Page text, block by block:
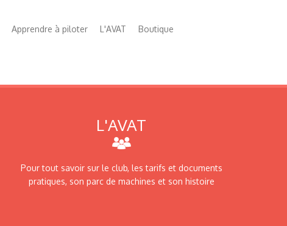
Apprendre à piloter L'AVAT Boutique
L'AVAT
Pour tout savoir sur le club, les tarifs et documents
pratiques, son parc de machines et son histoire